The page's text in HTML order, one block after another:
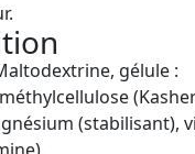
gélule :
(stabilisant),